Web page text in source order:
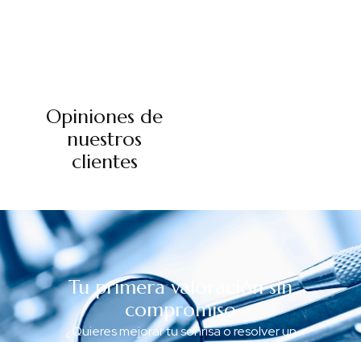
Opiniones de
nuestros
clientes
Tu primera valoración sin
compromiso
¿Quieres mejorar tu sonrisa o resolver un